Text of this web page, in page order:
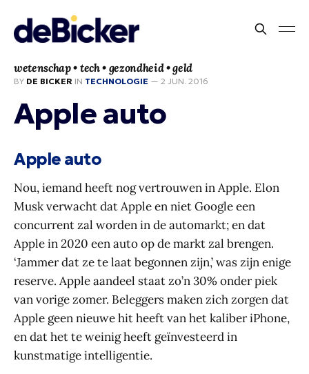
wetenschap • tech • gezondheid • geld
BY DE BICKER IN TECHNOLOGIE — 2 JUN. 2016
Apple auto
Apple auto
Nou, iemand heeft nog vertrouwen in Apple. Elon
Musk verwacht dat Apple en niet Google een
concurrent zal worden in de automarkt; en dat
Apple in 2020 een auto op de markt zal brengen.
‘Jammer dat ze te laat begonnen zijn,’ was zijn enige
reserve. Apple aandeel staat zo’n 30% onder piek
van vorige zomer. Beleggers maken zich zorgen dat
Apple geen nieuwe hit heeft van het kaliber iPhone,
en dat het te weinig heeft geïnvesteerd in
kunstmatige intelligentie.